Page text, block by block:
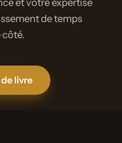
de temps
livre